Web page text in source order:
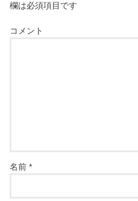
欄は必須項目です
コメント
名前*